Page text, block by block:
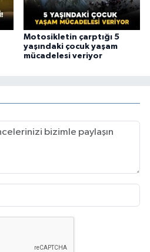
Motosikletin çarptığı 5
yaşındaki çocuk yaşam
mücadelesi veriyor